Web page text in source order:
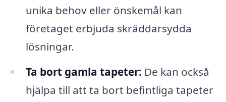
unika behov eller önskemål kan
företaget erbjuda skräddarsydda
lösningar.
Ta bort gamla tapeter: De kan också
hjälpa till att ta bort befintliga tapeter